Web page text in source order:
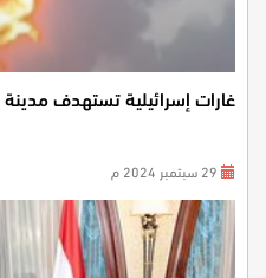
غارات إسرائيلية تستهدف مدينة